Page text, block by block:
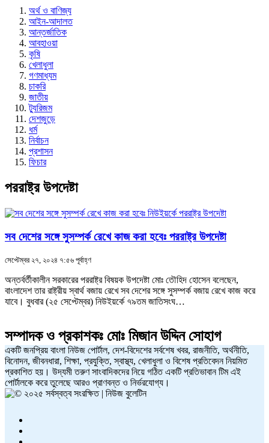
অর্থ ও বাণিজ্য
আইন-আদালত
আন্তর্জাতিক
আবহাওয়া
কৃষি
খেলাধুলা
গণমাধ্যম
চাকরি
জাতীয়
ট্যুরিজম
দেশজুড়ে
ধর্ম
নির্বাচন
প্রশাসন
ফিচার
পররাষ্ট্র উপদেষ্টা
সব দেশের সঙ্গে সুসম্পর্ক রেখে কাজ করা হবেঃ পররাষ্ট্র উপদেষ্টা
সেপ্টেম্বর ২৭, ২০২৪ ৭:৫৬ পূর্বাহ্ণ
অন্তর্বর্তীকালীন সরকারের পররাষ্ট্র বিষয়ক উপদেষ্টা মোঃ তৌহিদ হোসেন বলেছেন,
বাংলাদেশ তার রাষ্ট্রীয় স্বার্থ বজায় রেখে সব দেশের সঙ্গে সুসম্পর্ক বজায় রেখে কাজ করে
যাবে। বুধবার (২৫ সেপ্টেম্বর) নিউইয়র্কে ৭৯তম জাতিসংঘ…
সম্পাদক ও প্রকাশকঃ মোঃ মিজান উদ্দিন সোহাগ
একটি জনপ্রিয় বাংলা নিউজ পোর্টাল, দেশ-বিদেশের সর্বশেষ খবর, রাজনীতি, অর্থনীতি,
বিনোদন, জীবনধারা, শিক্ষা, প্রযুক্তি, স্বাস্থ্য, খেলাধুলা ও বিশেষ প্রতিবেদন নিয়মিত
প্রকাশিত হয়। উদ্যমী তরুণ সাংবাদিকদের নিয়ে গঠিত একটি প্রতিভাবান টিম এই
পোর্টালকে করে তুলেছে আরও প্রাণবন্ত ও নির্ভরযোগ্য।